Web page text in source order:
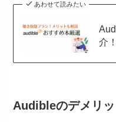
あわせて読みたい
介
Audibleのデメリッ